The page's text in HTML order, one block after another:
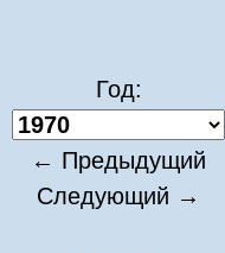
Год:
← Предыдущий
Следующий →